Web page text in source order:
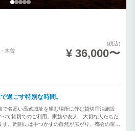
木曽
(税込)
¥ 36,000〜
過ごす特別な時間。
名高い高遠城址を望む場所に佇む貸切宿泊施設
て貸切でのご利用。家族や友人、大切な人たちだ
。周囲には手つかずの自然が広がり、都会の喧騒